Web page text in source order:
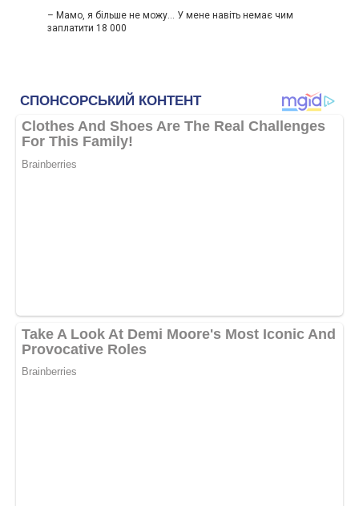
– Мамо, я більше не можу… У мене навіть немає чим
заплатити 18 000